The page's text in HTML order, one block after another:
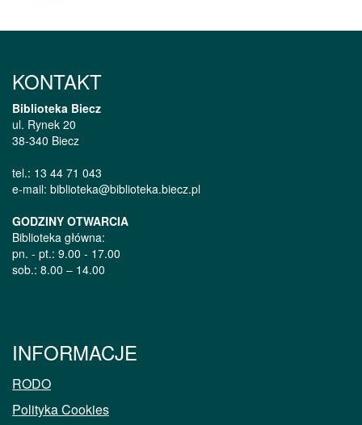
KONTAKT
Biblioteka Biecz
ul. Rynek 20
38-340 Biecz
tel.: 13 44 71 043
e-mail: biblioteka@biblioteka.biecz.pl
GODZINY OTWARCIA
Biblioteka główna:
pn. - pt.: 9.00 - 17.00
sob.: 8.00 – 14.00
INFORMACJE
RODO
Polityka Cookies